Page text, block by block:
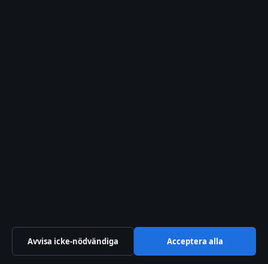
Om oss
Om oss
Avvisa icke-nödvändiga Acceptera alla